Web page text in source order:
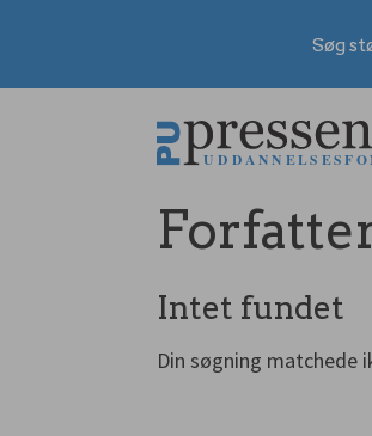
Søg
Intet fundet
Din søgning matchede